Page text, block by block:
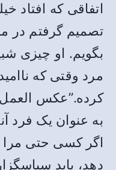
اتفاقی که افتاد
تصمیم گرفتم در
بگویم. او چیزی
مرد وقتی که
کرده.”عکس العمل
به عنوان یک فرد
اگر کسی حتی مرا
دهد، باید